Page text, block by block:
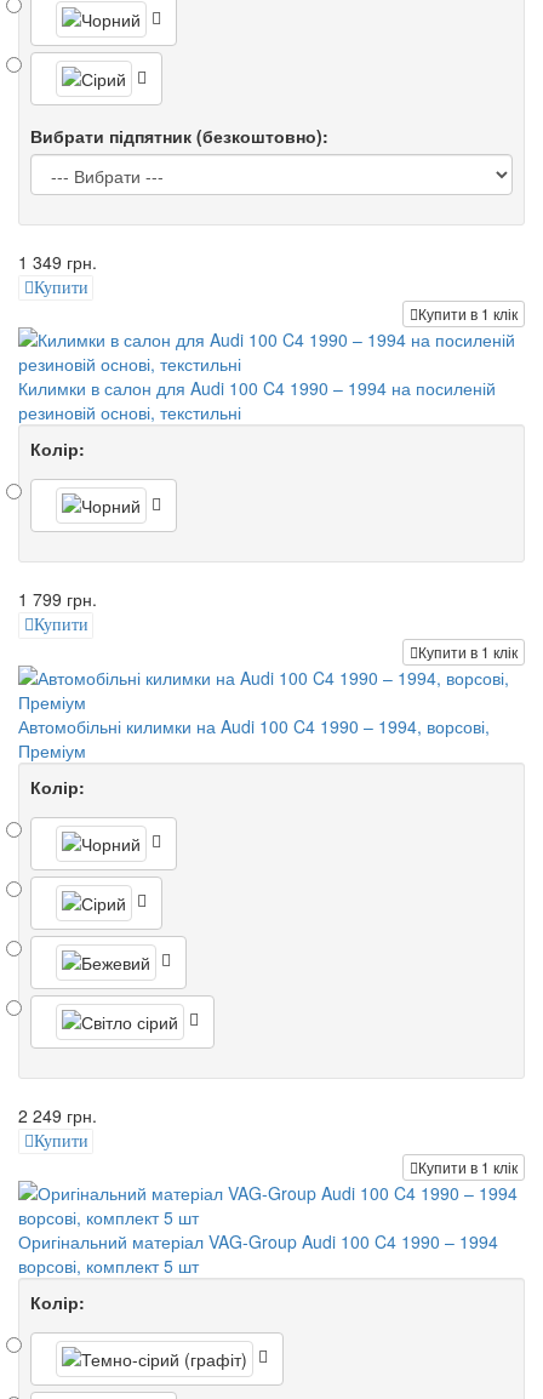
Вибрати підпятник (безкоштовно):
1 349 грн.
Купити
Купити в 1 клік
Килимки в салон для Audi 100 C4 1990 – 1994 на посиленій
резиновій основі, текстильні
Колір:
1 799 грн.
Купити
Купити в 1 клік
Автомобільні килимки на Audi 100 C4 1990 – 1994, ворсові,
Преміум
Колір:
2 249 грн.
Купити
Купити в 1 клік
Оригінальний матеріал VAG-Group Audi 100 C4 1990 – 1994
ворсові, комплект 5 шт
Колір: